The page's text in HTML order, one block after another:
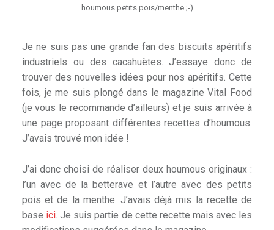
houmous petits pois/menthe ;-)
Je ne suis pas une grande fan des biscuits apéritifs
industriels ou des cacahuètes. J’essaye donc de
trouver des nouvelles idées pour nos apéritifs. Cette
fois, je me suis plongé dans le magazine Vital Food
(je vous le recommande d’ailleurs) et je suis arrivée à
une page proposant différentes recettes d’houmous.
J’avais trouvé mon idée !
J’ai donc choisi de réaliser deux houmous originaux :
l’un avec de la betterave et l’autre avec des petits
pois et de la menthe. J’avais déjà mis la recette de
base ici. Je suis partie de cette recette mais avec les